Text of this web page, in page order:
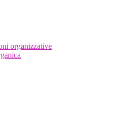
organizzative